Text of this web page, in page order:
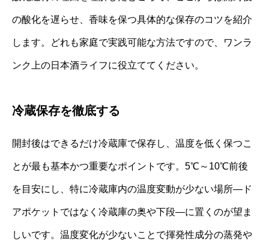
の酸化を遅らせ、香味を保つ具体的な保存のコツを紹介
します。どれも家庭で実践可能な方法ですので、ワンラ
ンク上の日本酒ライフに役立ててください。
冷蔵保存を徹底する
開封後はできるだけ冷蔵庫で保存し、温度を低く保つこ
とが最も基本かつ重要なポイントです。5℃～10℃前後
を目安にし、特に冷蔵庫内の温度変動が少ない場所—ド
アポケットではなく冷蔵庫の奥や下段—に置くのが望ま
しいです。温度変化が少ないことで揮発性成分の蒸発や